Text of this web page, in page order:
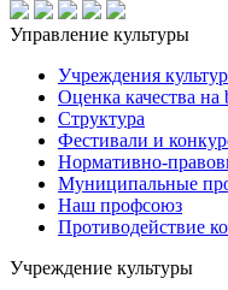
Управление культуры
Учреждения
Оценка качества на
Структура
Фестивали и
Нормативно-
Муниципальные
Наш профсоюз
Противодействие
Учреждение культуры